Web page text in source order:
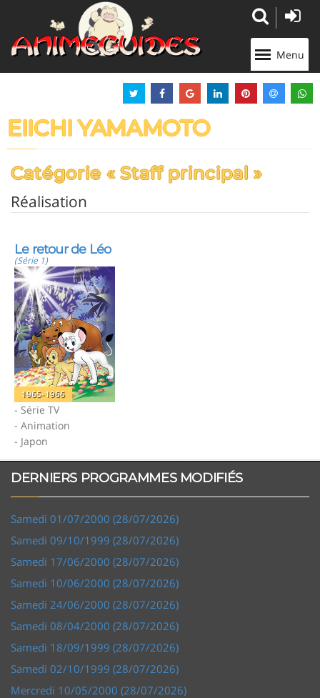
Menu
EIICHI YAMAMOTO
Catégorie « Staff principal »
Réalisation
Le retour de Léo
(Série 1)
1965-1966
- Série TV
- Animation
- Japon
DERNIERS PROGRAMMES MODIFIÉS
Samedi 01/07/2000 (28/07/2026)
Samedi 09/10/1999 (28/07/2026)
Samedi 17/06/2000 (28/07/2026)
Samedi 10/06/2000 (28/07/2026)
Samedi 24/06/2000 (28/07/2026)
Samedi 08/04/2000 (28/07/2026)
Samedi 18/09/1999 (28/07/2026)
Samedi 02/10/1999 (28/07/2026)
Mercredi 10/05/2000 (28/07/2026)
Panneau de gestion des cookies